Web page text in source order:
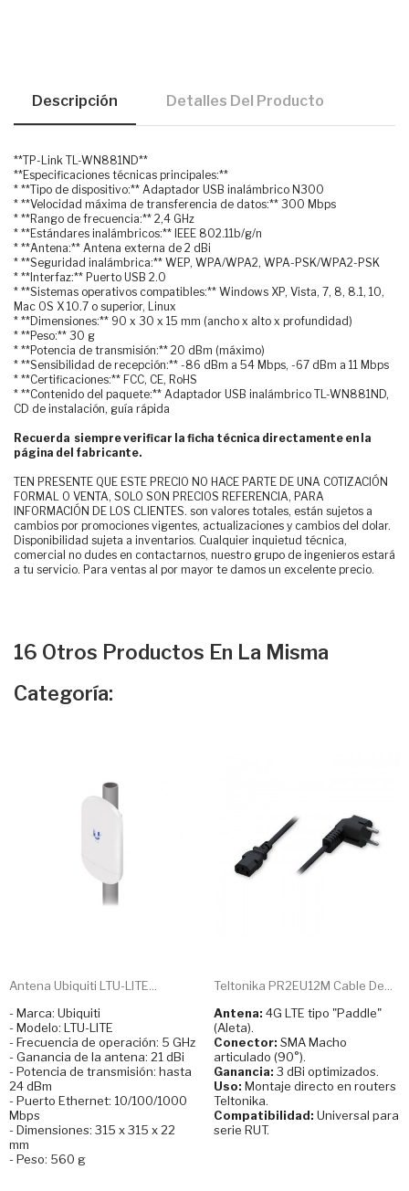
Descripción Detalles Del Producto
**TP-Link TL-WN881ND**
**Especificaciones técnicas principales:**
* **Tipo de dispositivo:** Adaptador USB inalámbrico N300
* **Velocidad máxima de transferencia de datos:** 300 Mbps
* **Rango de frecuencia:** 2,4 GHz
* **Estándares inalámbricos:** IEEE 802.11b/g/n
* **Antena:** Antena externa de 2 dBi
* **Seguridad inalámbrica:** WEP, WPA/WPA2, WPA-PSK/WPA2-PSK
* **Interfaz:** Puerto USB 2.0
* **Sistemas operativos compatibles:** Windows XP, Vista, 7, 8, 8.1, 10,
Mac OS X 10.7 o superior, Linux
* **Dimensiones:** 90 x 30 x 15 mm (ancho x alto x profundidad)
* **Peso:** 30 g
* **Potencia de transmisión:** 20 dBm (máximo)
* **Sensibilidad de recepción:** -86 dBm a 54 Mbps, -67 dBm a 11 Mbps
* **Certificaciones:** FCC, CE, RoHS
* **Contenido del paquete:** Adaptador USB inalámbrico TL-WN881ND,
CD de instalación, guía rápida
Recuerda siempre verificar la ficha técnica directamente en la
página del fabricante.
TEN PRESENTE QUE ESTE PRECIO NO HACE PARTE DE UNA COTIZACIÓN
FORMAL O VENTA, SOLO SON PRECIOS REFERENCIA, PARA
INFORMACIÓN DE LOS CLIENTES. son valores totales, están sujetos a
cambios por promociones vigentes, actualizaciones y cambios del dolar.
Disponibilidad sujeta a inventarios. Cualquier inquietud técnica,
comercial no dudes en contactarnos, nuestro grupo de ingenieros estará
a tu servicio. Para ventas al por mayor te damos un excelente precio.
16 Otros Productos En La Misma
Categoría:
Antena Ubiquiti LTU-LITE...
- Marca: Ubiquiti
- Modelo: LTU-LITE
- Frecuencia de operación: 5 GHz
- Ganancia de la antena: 21 dBi
- Potencia de transmisión: hasta
24 dBm
- Puerto Ethernet: 10/100/1000
Mbps
- Dimensiones: 315 x 315 x 22
mm
- Peso: 560 g
Teltonika PR2EU12M Cable De...
Antena: 4G LTE tipo "Paddle"
(Aleta).
Conector: SMA Macho
articulado (90°).
Ganancia: 3 dBi optimizados.
Uso: Montaje directo en routers
Teltonika.
Compatibilidad: Universal para
serie RUT.